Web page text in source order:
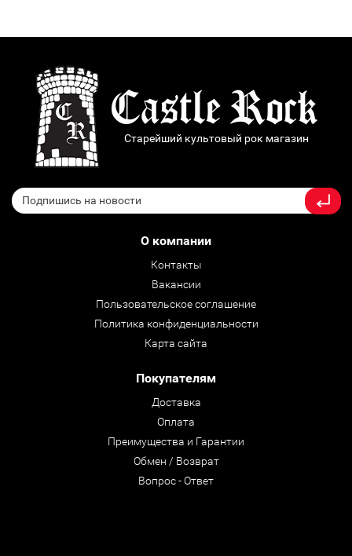
Старейший культовый рок магазин
О компании
Контакты
Вакансии
Пользовательское соглашение
Политика конфиденциальности
Карта сайта
Покупателям
Доставка
Оплата
Преимущества и Гарантии
Обмен / Возврат
Вопрос - Ответ